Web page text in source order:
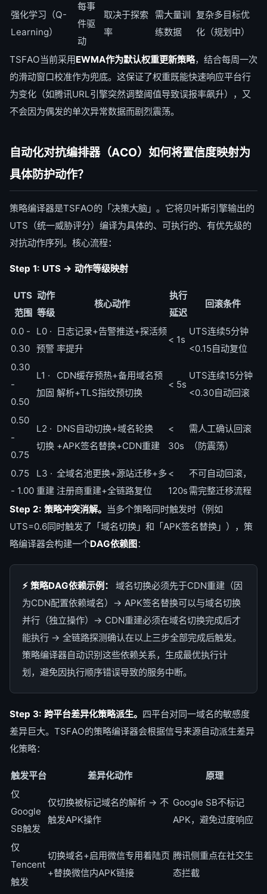
强化学习（Q-
Learning）
每事
件驱
动
取决于探索
率
需大量训
练数据
复杂多目标优
化（规划中）
TSFAO当前采用EWMA作为默认权重更新策略，结合每周一次
的滑动窗口校准作为兜底。这保证了权重既能快速响应平台行
为变化（如腾讯URL引擎突然调整阈值导致误报率飙升），又
不会因为偶发的单次异常数据而剧烈震荡。
自动化对抗编排器（ACO）如何将置信度映射为
具体防护动作？
策略编译器是TSFAO的「决策大脑」。它将贝叶斯引擎输出的
UTS（统一威胁评分）编译为具体的、可执行的、有优先级的
对抗动作序列。核心流程：
Step 1: UTS → 动作等级映射
UTS
范围
动作
等级
核心动作
执行
延迟
回滚条件
0.0 -
0.30
L0 ·
预警
日志记录+告警推送+探活频
率提升
< 1s
UTS连续5分钟
<0.15自动复位
0.30
-
0.50
L1 ·
加固
CDN缓存预热+备用域名预
解析+TLS指纹预切换
< 5s
UTS连续15分钟
<0.30自动回滚
0.50
-
0.75
L2 ·
切换
DNS自动切换+域名轮换
+APK签名替换+CDN重建
<
30s
需人工确认回滚
（防震荡）
0.75
- 1.00
L3 ·
重建
全域名池更换+源站迁移+多
注册商重建+全链路复位
<
120s
不可自动回滚，
需完整迁移流程
Step 2: 策略冲突消解。 当多个策略同时触发时（例如
UTS=0.6同时触发了「域名切换」和「APK签名替换」），策
略编译器会构建一个DAG依赖图 ：
⚡ 策略DAG依赖示例：
域名切换必须先于CDN重建（因
为CDN配置依赖域名）→ APK签名替换可以与域名切换
并行（独立操作）→ CDN重建必须在域名切换完成后才
能执行 → 全链路探测确认在以上三步全部完成后触发。
策略编译器自动识别这些依赖关系，生成最优执行计
划，避免因执行顺序错误导致的服务中断。
Step 3: 跨平台差异化策略派生。 四平台对同一域名的敏感度
差异巨大。TSFAO的策略编译器会根据信号来源自动派生差异
化策略：
触发平台 差异化动作
原理
仅
Google
SB触发
仅切换被标记域名的解析 → 不
触发APK操作
Google SB不标记
APK，避免过度响应
仅
Tencent
触发
切换域名+启用微信专用着陆页
+替换微信内APK链接
腾讯侧重点在社交生
态拦截